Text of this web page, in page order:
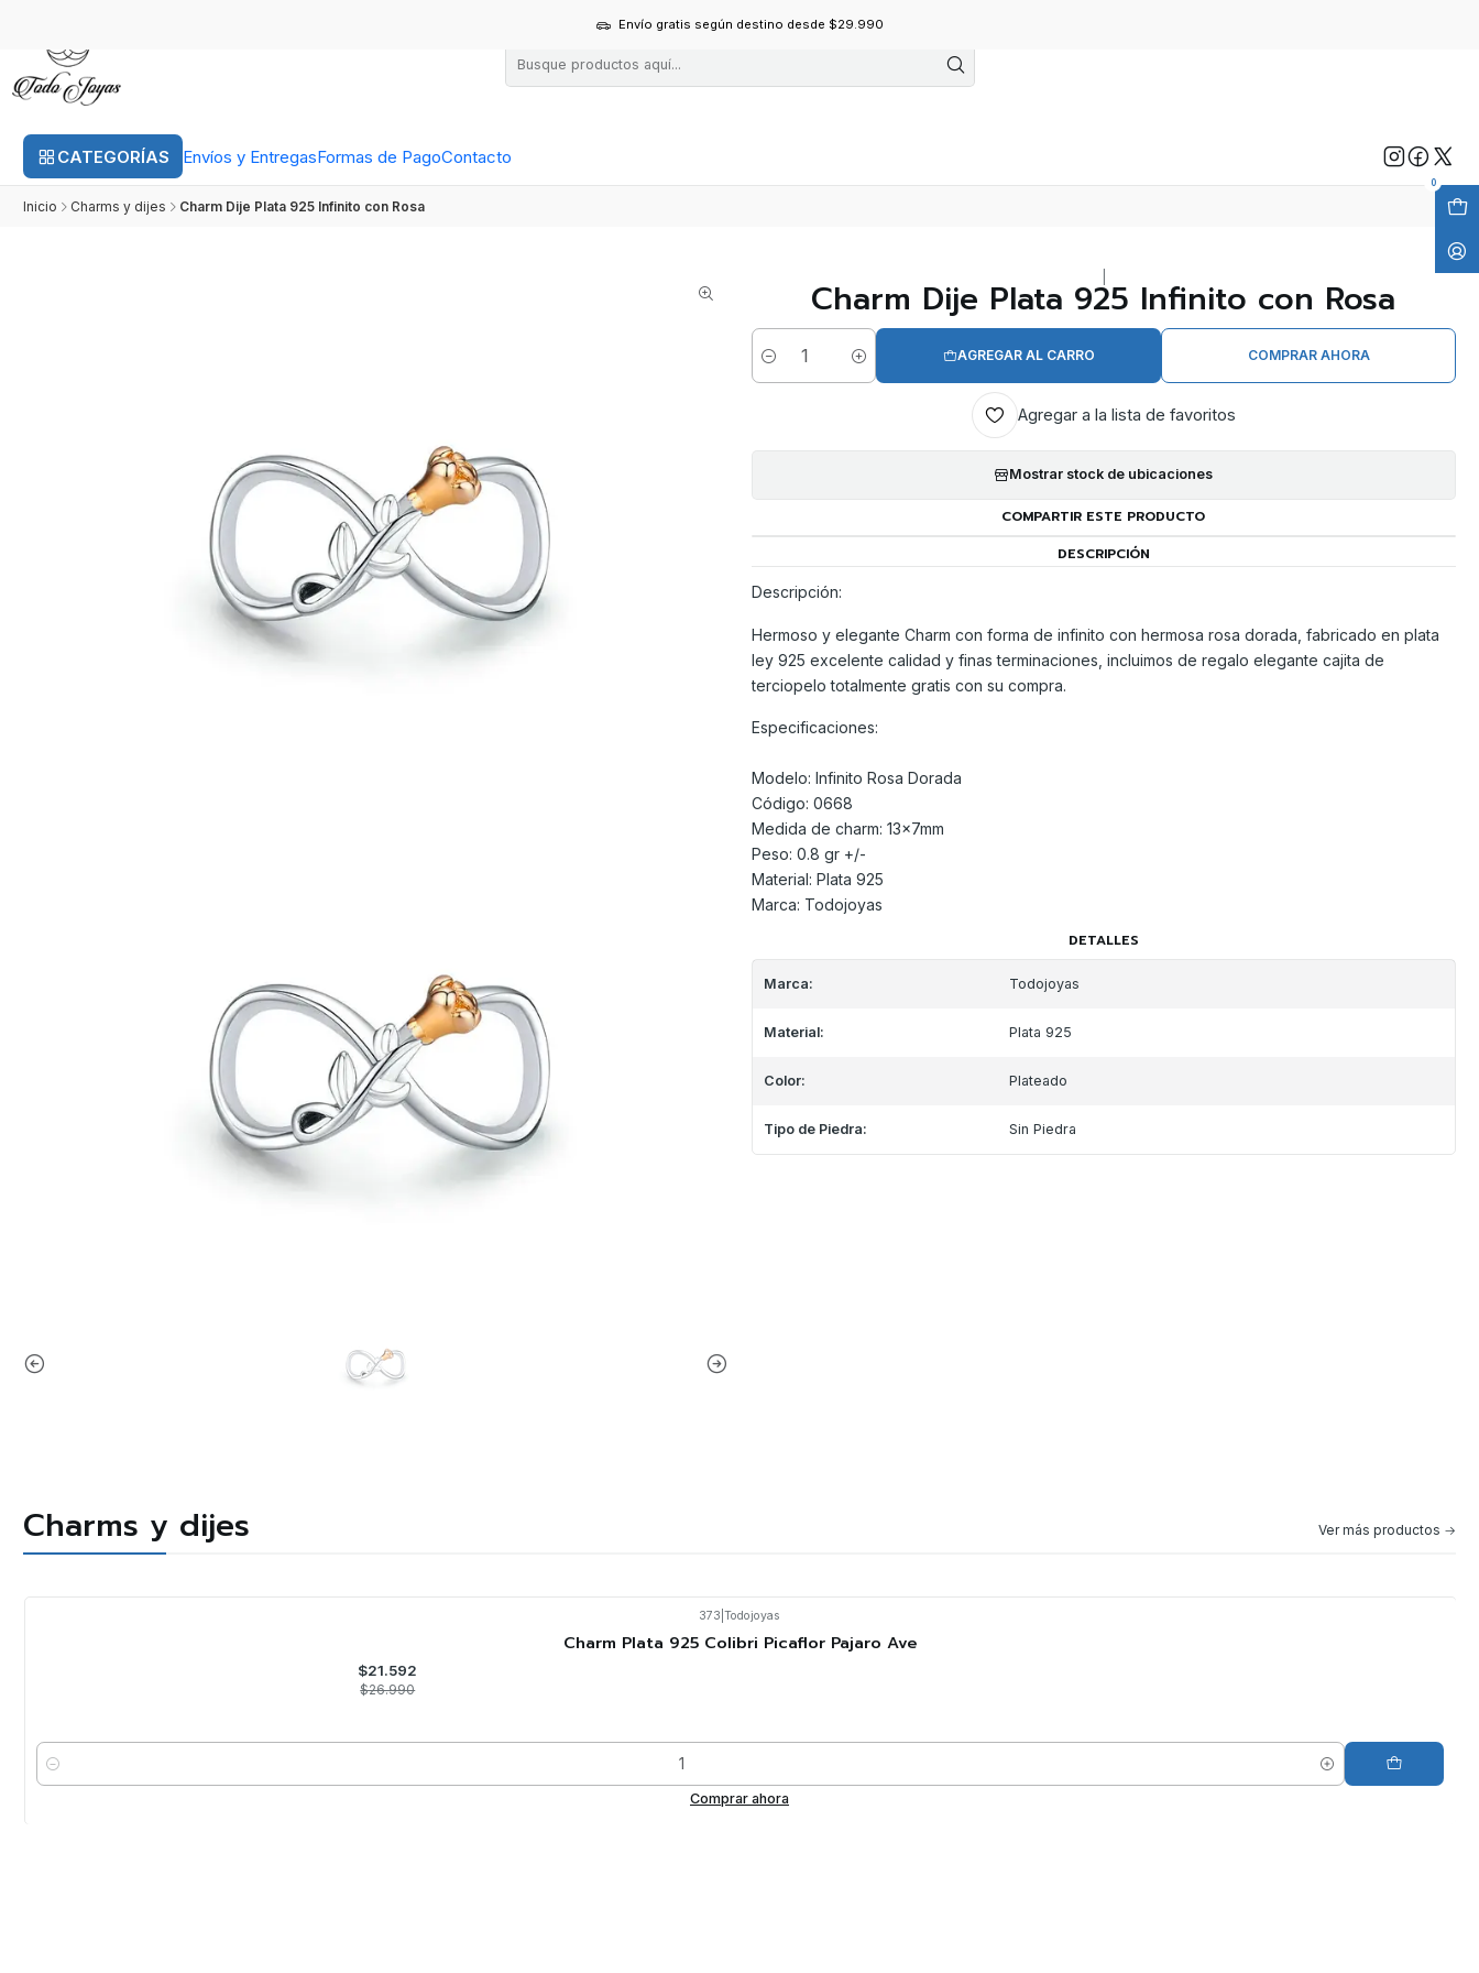
CATEGORÍAS Envíos y EntregasFormas de PagoContacto
0
Envío gratis según destino desde $29.990
Inicio Charms y dijes Charm Dije Plata 925 Infinito con Rosa
Charm Dije Plata 925 Infinito con Rosa
Cantidad
AGREGAR AL CARRO COMPRAR AHORA
Agregar a la lista de favoritos
Mostrar stock de ubicaciones
COMPARTIR ESTE PRODUCTO
DESCRIPCIÓN
Descripción:
Hermoso y elegante Charm con forma de infinito con hermosa rosa dorada, fabricado en plata
ley 925 excelente calidad y finas terminaciones, incluimos de regalo elegante cajita de
terciopelo totalmente gratis con su compra.
Especificaciones:
Modelo: Infinito Rosa Dorada
Código: 0668
Medida de charm: 13x7mm
Peso: 0.8 gr +/-
Material: Plata 925
Marca: Todojoyas
DETALLES
Marca: Todojoyas
Material: Plata 925
Color: Plateado
Tipo de Piedra: Sin Piedra
Charms y dijes Ver más productos
373 Todojoyas
Charm Plata 925 Colibri Picaflor Pajaro Ave
$21.592
$26.990
Cantidad
Comprar ahora